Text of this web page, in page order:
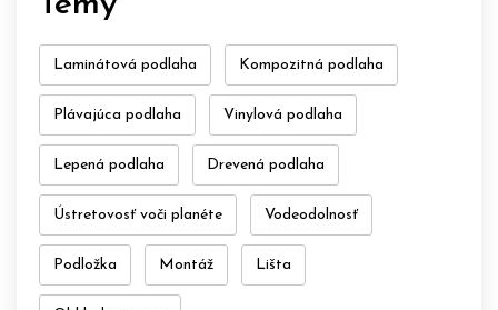
Laminátová podlaha Kompozitná podlaha
Plávajúca podlaha Vinylová podlaha
Lepená podlaha Drevená podlaha
Ústretovosť voči planéte Vodeodolnosť
Podložka Montáž Lišta